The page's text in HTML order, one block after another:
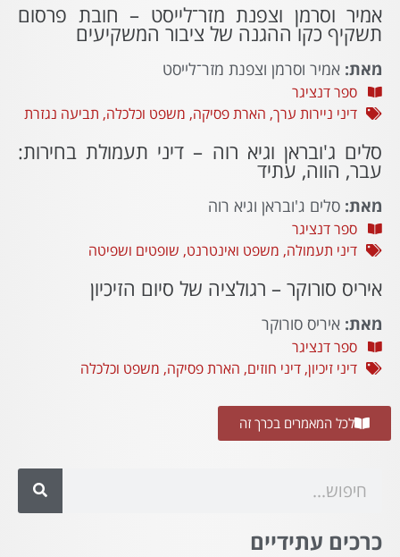
אמיר וסרמן וצפנת מזר־לייסט – חובת פרסום
תשקיף כקו ההגנה של ציבור המשקיעים
מאת: אמיר וסרמן וצפנת מזר־לייסט
ספר דנציגר
דיני ניירות ערך, הארת פסיקה, משפט וכלכלה, תביעה נגזרת
סלים ג'ובראן וגיא רוה – דיני תעמולת בחירות:
עבר, הווה, עתיד
מאת: סלים ג'ובראן וגיא רוה
ספר דנציגר
דיני תעמולה, משפט ואינטרנט, שופטים ושפיטה
איריס סורוקר – רגולציה של סיום הזיכיון
מאת: איריס סורוקר
ספר דנציגר
דיני זיכיון, דיני חוזים, הארת פסיקה, משפט וכלכלה
לכל המאמרים בכרך זה
כרכים עתידיים